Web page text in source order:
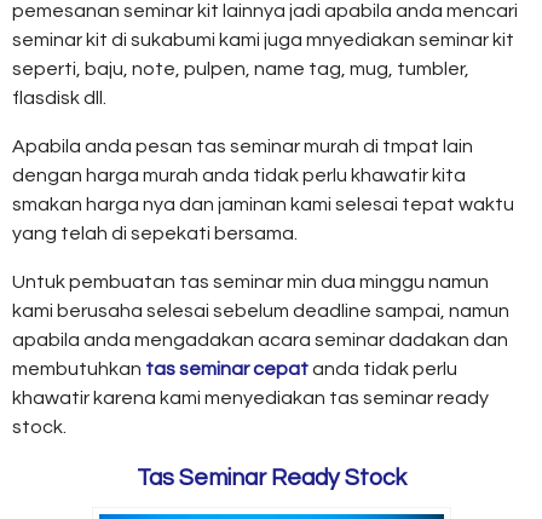
pemesanan seminar kit lainnya jadi apabila anda mencari
seminar kit di sukabumi kami juga mnyediakan seminar kit
seperti, baju, note, pulpen, name tag, mug, tumbler,
flasdisk dll.
Apabila anda pesan tas seminar murah di tmpat lain
dengan harga murah anda tidak perlu khawatir kita
smakan harga nya dan jaminan kami selesai tepat waktu
yang telah di sepekati bersama.
Untuk pembuatan tas seminar min dua minggu namun
kami berusaha selesai sebelum deadline sampai, namun
apabila anda mengadakan acara seminar dadakan dan
membutuhkan tas seminar cepatanda tidak perlu
khawatir karena kami menyediakan tas seminar ready
stock.
Tas Seminar Ready Stock